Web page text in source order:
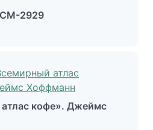
2929
кофе». Джеймс